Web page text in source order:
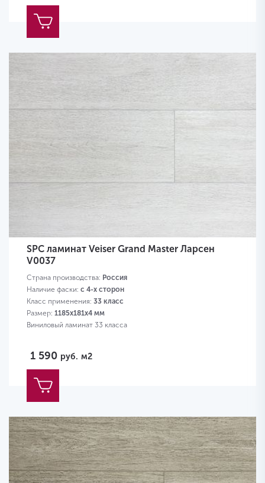
SPC ламинат Veiser Grand Master Ларсен
V0037
Страна производства: Россия
Наличие фаски: с 4-х сторон
Класс применения: 33 класс
Размер: 1185х181х4 мм
Виниловый ламинат 33 класса
1 590 руб. м2